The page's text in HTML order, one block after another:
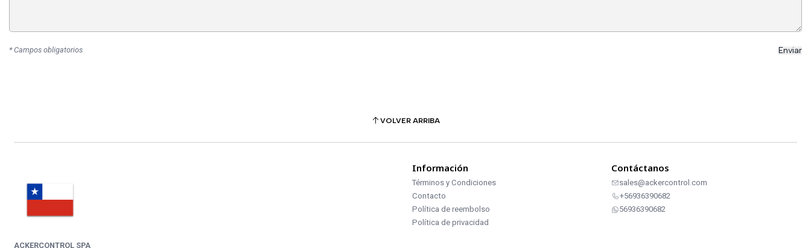
* Campos obligatorios
VOLVER ARRIBA
ACKERCONTROL SPA
Información
Términos y Condiciones
Contacto
Política de reembolso
Política de privacidad
Contáctanos
sales@ackercontrol.com
+56936390682
56936390682